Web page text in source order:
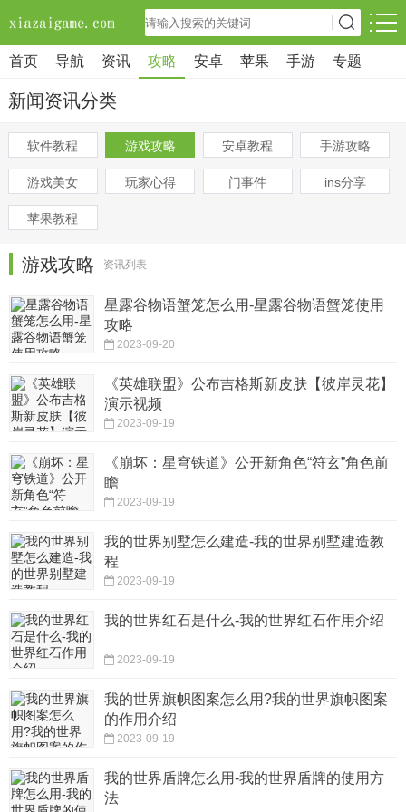
首页 导航 资讯 攻略 安卓 苹果 手游 专题
新闻资讯分类
软件教程 游戏攻略 安卓教程 手游攻略
游戏美女 玩家心得 门事件 ins分享
苹果教程
游戏攻略 资讯列表
星露谷物语蟹笼怎么用-星露谷物语蟹笼使用
攻略
2023-09-20
《英雄联盟》公布吉格斯新皮肤【彼岸灵花】
演示视频
2023-09-19
《崩坏：星穹铁道》公开新角色“符玄”角色前
瞻
2023-09-19
我的世界别墅怎么建造-我的世界别墅建造教
程
2023-09-19
我的世界红石是什么-我的世界红石作用介绍
2023-09-19
我的世界旗帜图案怎么用?我的世界旗帜图案
的作用介绍
2023-09-19
我的世界盾牌怎么用-我的世界盾牌的使用方
法